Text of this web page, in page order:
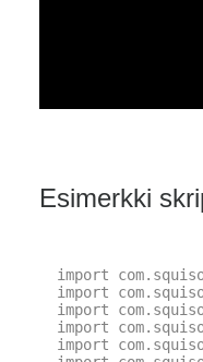
Esimerkki
import
import
import
import
import